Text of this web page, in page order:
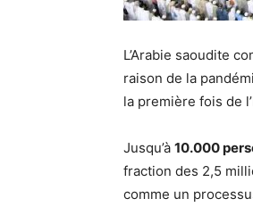
L’Arabie saoudite
raison de la
la première fois de
Jusqu’à 10.000
fraction des 2,5
comme un